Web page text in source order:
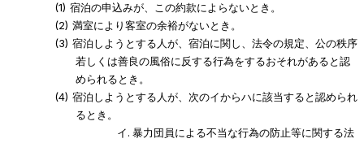
宿泊の申込みが、この約款によらないとき。
満室により客室の余裕がないとき。
宿泊しようとする人が、宿泊に関し、法令の規定、公の秩序
若しくは善良の風俗に反する行為をするおそれがあると認
められるとき。
宿泊しようとする人が、次のイからハに該当すると認められ
るとき。
暴力団員による不当な行為の防止等に関する法